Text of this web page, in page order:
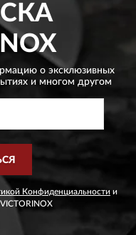
о эксклюзивных
и многом другом
Конфиденциальности и